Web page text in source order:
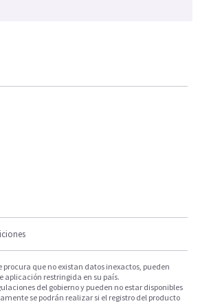
que no existan datos inexactos, pueden
aplicación restringida en su país.
del gobierno y pueden no estar disponibles
se podrán realizar si el registro del producto